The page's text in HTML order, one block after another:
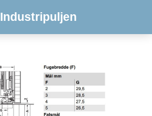
Industripuljen